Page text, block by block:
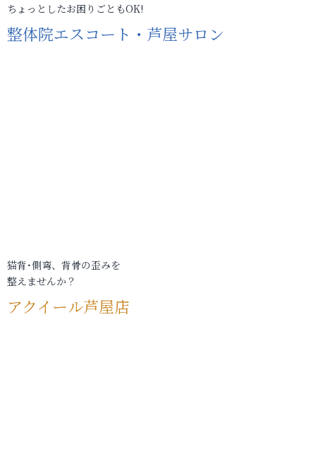
ちょっとしたお困りごともOK!
整体院エスコート・芦屋サロン
猫背･側弯、背骨の歪みを
整えませんか？
アクイール芦屋店